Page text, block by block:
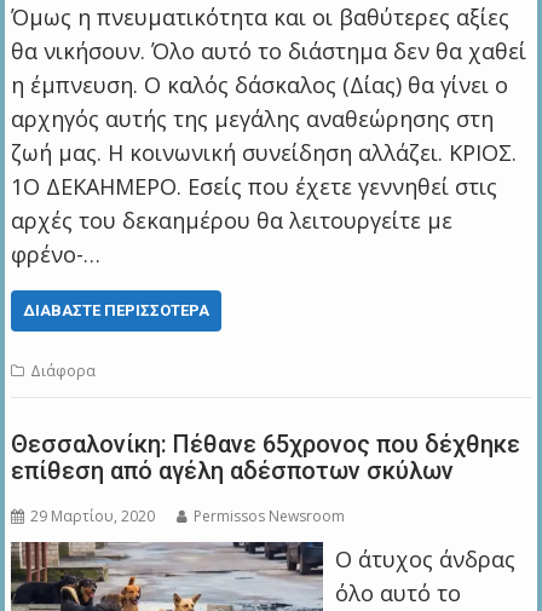
Όμως η πνευματικότητα και οι βαθύτερες αξίες
θα νικήσουν. Όλο αυτό το διάστημα δεν θα χαθεί
η έμπνευση. Ο καλός δάσκαλος (Δίας) θα γίνει ο
αρχηγός αυτής της μεγάλης αναθεώρησης στη
ζωή μας. Η κοινωνική συνείδηση αλλάζει. ΚΡΙΟΣ.
1Ο ΔΕΚΑΗΜΕΡΟ. Εσείς που έχετε γεννηθεί στις
αρχές του δεκαημέρου θα λειτουργείτε με
φρένο-…
ΔΙΑΒΆΣΤΕ ΠΕΡΙΣΣΌΤΕΡΑ
Διάφορα
Θεσσαλονίκη: Πέθανε 65χρονος που δέχθηκε
επίθεση από αγέλη αδέσποτων σκύλων
29 Μαρτίου, 2020 Permissos Newsroom
Ο άτυχος άνδρας
όλο αυτό το